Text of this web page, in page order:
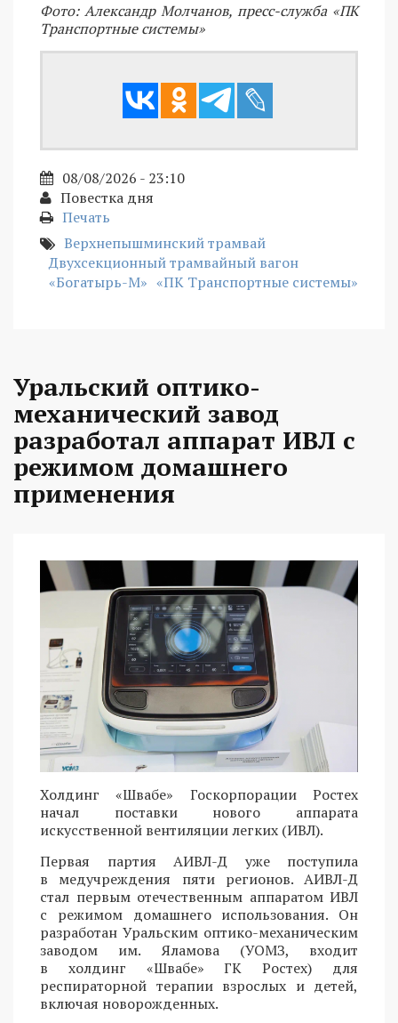
Фото: Александр Молчанов, пресс-служба «ПК
Транспортные системы»
08/08/2026 - 23:10
Повестка дня
Печать
Верхнепышминский трамвай
Двухсекционный трамвайный вагон
«Богатырь-М» «ПК Транспортные системы»
Уральский оптико-
механический завод
разработал аппарат ИВЛ с
режимом домашнего
применения
Холдинг «Швабе» Госкорпорации Ростех
начал поставки нового аппарата
искусственной вентиляции легких (ИВЛ).
Первая партия АИВЛ-Д уже поступила
в медучреждения пяти регионов. АИВЛ-Д
стал первым отечественным аппаратом ИВЛ
с режимом домашнего использования. Он
разработан Уральским оптико-механическим
заводом им. Яламова (УОМЗ, входит
в холдинг «Швабе» ГК Ростех) для
респираторной терапии взрослых и детей,
включая новорожденных.